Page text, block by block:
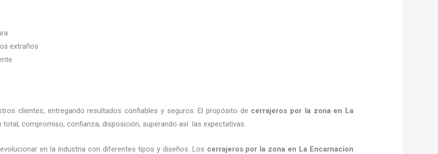
extraños
clientes, entregando resultados confiables y seguros. El propósito de cerrajeros por la zona en La
compromiso, confianza, disposición, superando así las expectativas.
en la industria con diferentes tipos y diseños. Los cerrajeros por la zona en La Encarnacion